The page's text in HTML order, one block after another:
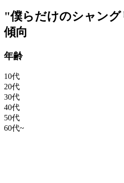
"僕らだけのシャン
傾向
年齢
10代
20代
30代
40代
50代
60代~